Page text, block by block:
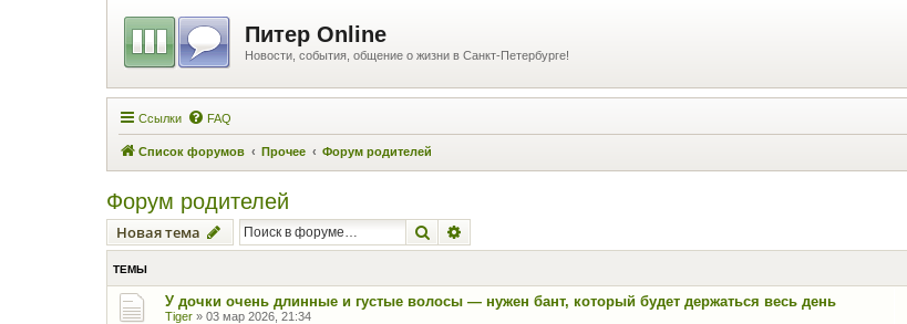
Питер Online
Новости, события, общение о жизни в Санкт-Петербурге!
Ссылки FAQ
Список форумов Прочее Форум родителей
Форум родителей
Новая тема Поиск
ТЕМЫ
У дочки очень длинные и густые волосы — нужен бант, который будет держаться весь день
Tiger » 03 мар 2026, 21:34